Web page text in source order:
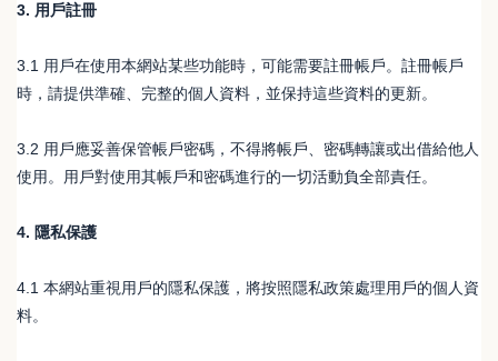
3. 用戶註冊
3.1 用戶在使用本網站某些功能時，可能需要註冊帳戶。註冊帳戶
時，請提供準確、完整的個人資料，並保持這些資料的更新。
3.2 用戶應妥善保管帳戶密碼，不得將帳戶、密碼轉讓或出借給他人
使用。用戶對使用其帳戶和密碼進行的一切活動負全部責任。
4. 隱私保護
4.1 本網站重視用戶的隱私保護，將按照隱私政策處理用戶的個人資
料。